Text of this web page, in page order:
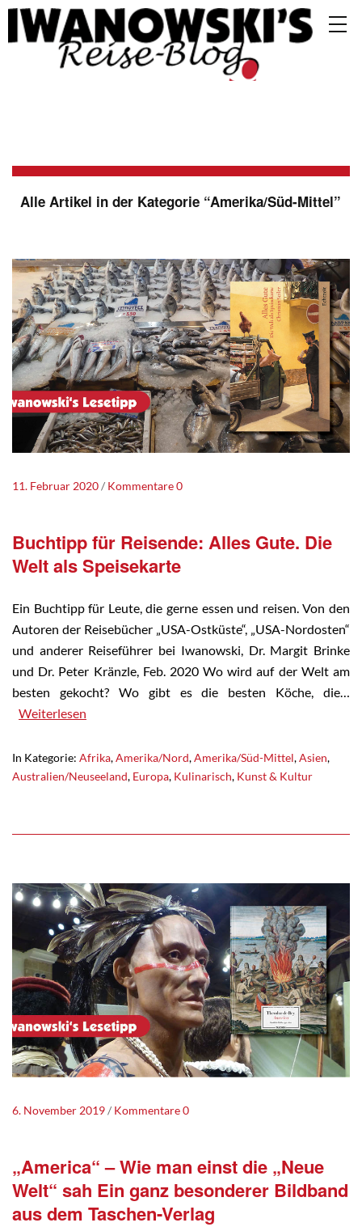
Alle Artikel in der Kategorie “Amerika/Süd-Mittel”
11. Februar 2020 Kommentare 0
Buchtipp für Reisende: Alles Gute. Die
Welt als Speisekarte
Ein Buchtipp für Leute, die gerne essen und reisen. Von den
Autoren der Reisebücher „USA-Ostküste“, „USA-Nordosten“
und anderer Reiseführer bei Iwanowski, Dr. Margit Brinke
und Dr. Peter Kränzle, Feb. 2020 Wo wird auf der Welt am
besten gekocht? Wo gibt es die besten Köche, die…
Weiterlesen
In Kategorie: Afrika,Amerika/Nord,Amerika/Süd-Mittel,Asien,
Australien/Neuseeland, Europa, Kulinarisch, Kunst & Kultur
6. November 2019 Kommentare 0
„America“ – Wie man einst die „Neue
Welt“ sah Ein ganz besonderer Bildband
aus dem Taschen-Verlag